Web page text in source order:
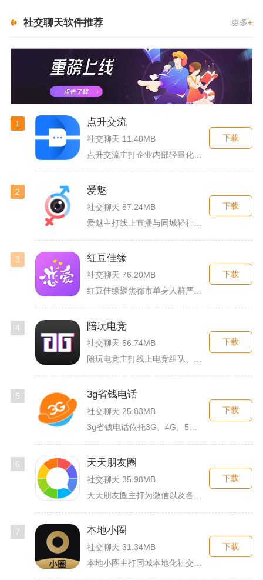
社交聊天软件推荐 更多+
1 点升交流
社交聊天 11.40MB
下载
2 爱魅
社交聊天 87.24MB
下载
3 红豆佳缘
社交聊天 76.20MB
红豆佳缘聚焦都市单身人群严肃婚恋需求，搭建线上线下联动的真实...
下载
4 陪玩电竞
社交聊天 56.74MB
下载
5 3g省钱电话
社交聊天 25.83MB
下载
6 天天朋友圈
社交聊天 35.98MB
下载
7 本地小圈
社交聊天 31.34MB
本地小圈主打同城本地化社交，主要面向同城单身人群搭建线上交流...
下载